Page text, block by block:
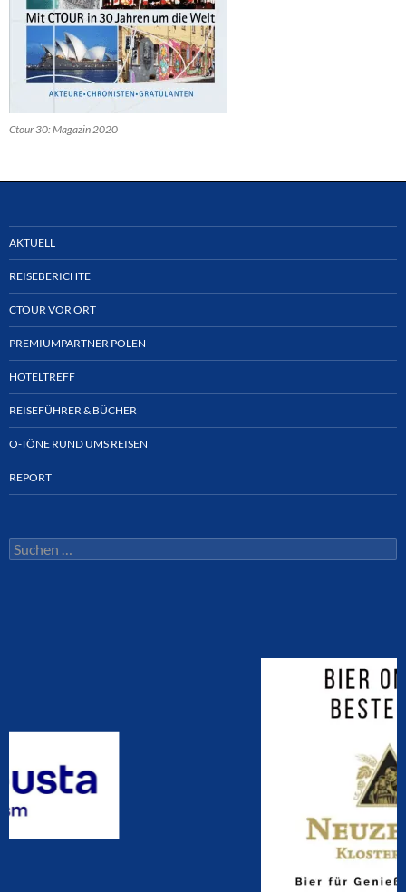
Ctour 30: Magazin 2020
AKTUELL
REISEBERICHTE
CTOUR VOR ORT
PREMIUMPARTNER POLEN
HOTELTREFF
REISEFÜHRER & BÜCHER
O-TÖNE RUND UMS REISEN
REPORT
Suchen
nach: